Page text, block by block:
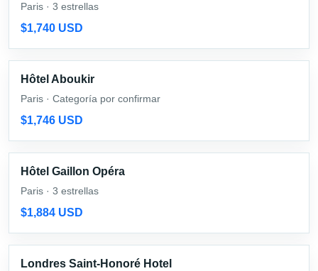
Paris · 3 estrellas
$1,740 USD
Hôtel Aboukir
Paris · Categoría por confirmar
$1,746 USD
Hôtel Gaillon Opéra
Paris · 3 estrellas
$1,884 USD
Londres Saint-Honoré Hotel